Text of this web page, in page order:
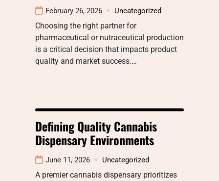
February 26, 2026 Uncategorized
Choosing the right partner for
pharmaceutical or nutraceutical production
is a critical decision that impacts product
quality and market success.…
Defining Quality Cannabis
Dispensary Environments
June 11, 2026 Uncategorized
A premier cannabis dispensary prioritizes